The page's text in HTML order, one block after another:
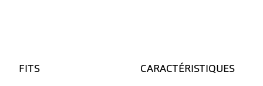
FITS
CARACTÉRISTIQUES